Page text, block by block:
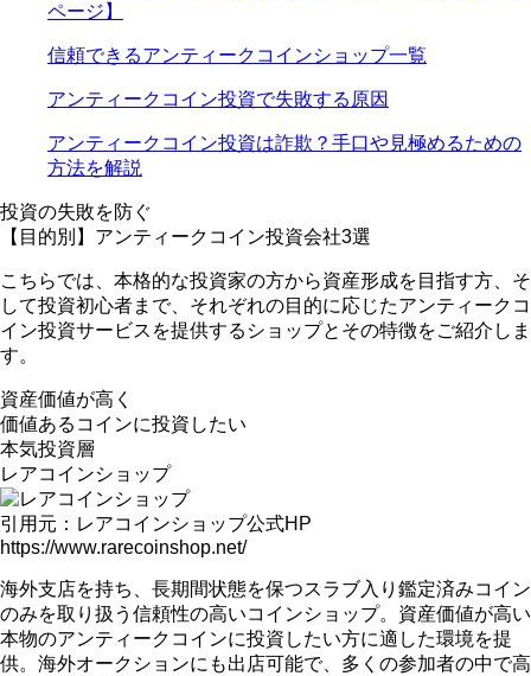
ページ】
信頼できるアンティークコインショップ一覧
アンティークコイン投資で失敗する原因
アンティークコイン投資は詐欺？手口や見極めるための
方法を解説
投資の失敗を防ぐ
【目的別】アンティークコイン投資会社3選
こちらでは、本格的な投資家の方から資産形成を目指す方、そ
して投資初心者まで、それぞれの目的に応じたアンティークコ
イン投資サービスを提供するショップとその特徴をご紹介しま
す。
資産価値が高く
価値あるコインに投資したい
本気投資層
レアコインショップ
引用元：レアコインショップ公式HP
https://www.rarecoinshop.net/
海外支店を持ち、長期間状態を保つスラブ入り鑑定済みコイン
のみを取り扱う 信頼性の高いコインショップ。 資産価値が高い
本物のアンティークコインに投資したい方に適した環境を提
供。海外オークションにも出店可能で、多くの参加者の中で高